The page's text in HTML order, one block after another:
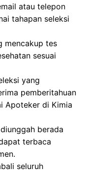
atau telepon
tahapan seleksi
mencakup tes
sesuai
yang
pemberitahuan
Apoteker di Kimia
berada
terbaca
seluruh